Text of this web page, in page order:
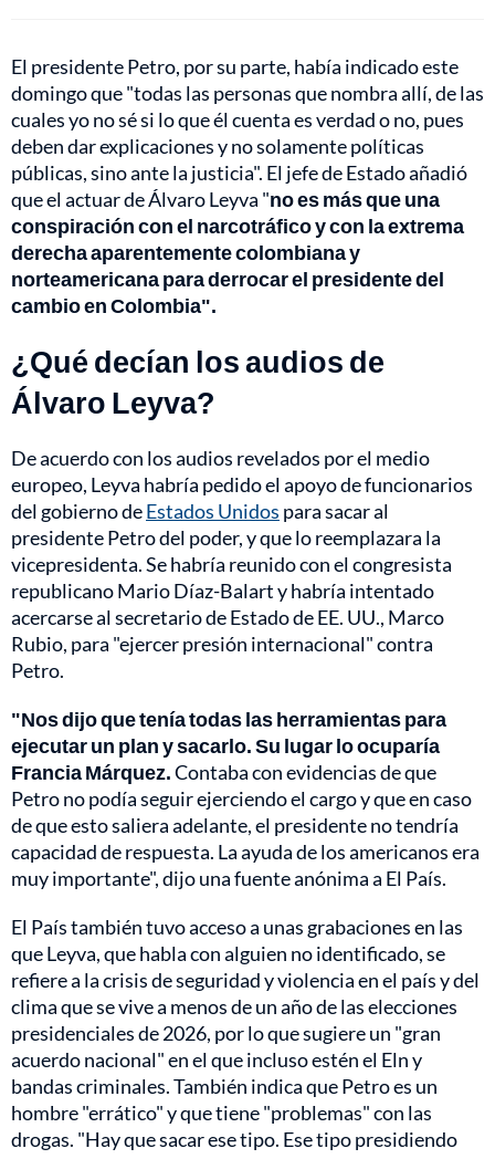
El presidente Petro, por su parte, había indicado este
domingo que "todas las personas que nombra allí, de las
cuales yo no sé si lo que él cuenta es verdad o no, pues
deben dar explicaciones y no solamente políticas
públicas, sino ante la justicia". El jefe de Estado añadió
que el actuar de Álvaro Leyva "no es más que una
conspiración con el narcotráfico y con la extrema
derecha aparentemente colombiana y
norteamericana para derrocar el presidente del
cambio en Colombia".
¿Qué decían los audios de
Álvaro Leyva?
De acuerdo con los audios revelados por el medio
europeo, Leyva habría pedido el apoyo de funcionarios
del gobierno deEstados Unidos para sacar al
presidente Petro del poder, y que lo reemplazara la
vicepresidenta. Se habría reunido con el congresista
republicano Mario Díaz-Balart y habría intentado
acercarse al secretario de Estado de EE. UU., Marco
Rubio, para "ejercer presión internacional" contra
Petro.
"Nos dijo que tenía todas las herramientas para
ejecutar un plan y sacarlo. Su lugar lo ocuparía
Francia Márquez.Contaba con evidencias de que
Petro no podía seguir ejerciendo el cargo y que en caso
de que esto saliera adelante, el presidente no tendría
capacidad de respuesta. La ayuda de los americanos era
muy importante", dijo una fuente anónima a El País.
El País también tuvo acceso a unas grabaciones en las
que Leyva, que habla con alguien no identificado, se
refiere a la crisis de seguridad y violencia en el país y del
clima que se vive a menos de un año de las elecciones
presidenciales de 2026, por lo que sugiere un "gran
acuerdo nacional" en el que incluso estén el Eln y
bandas criminales. También indica que Petro es un
hombre "errático" y que tiene "problemas" con las
drogas. "Hay que sacar ese tipo. Ese tipo presidiendo